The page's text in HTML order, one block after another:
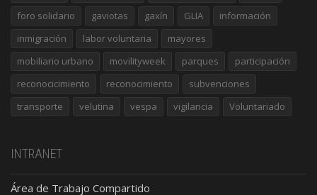
foro solidario
gaviotas gaxín GLIA
información
inmigración
labor voluntaria
mayores
mobiliario urbano
movilityweek parques
participación
reconocicimiento
reconocimiento
subvenciones
transporte
velutina vespa vigilancia Voluntariado
INTRANET
Área de Trabajo Compartido